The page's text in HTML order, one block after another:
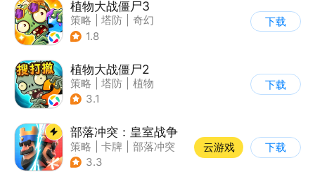
植物大战僵尸3
策略 塔防
奇幻
| 开放世界
1.8
下载
植物大战僵尸2
策略 塔防
植物
| 植物大战僵尸
3.1
下载
部落冲突：皇室战争
策略 卡牌
部落冲突
| 卡通
3.3
云游戏 下载